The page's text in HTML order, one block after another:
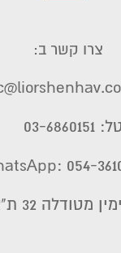
מטודלה 32 ת"א
צרו קשר ב:
טל: 03-6860151
054-